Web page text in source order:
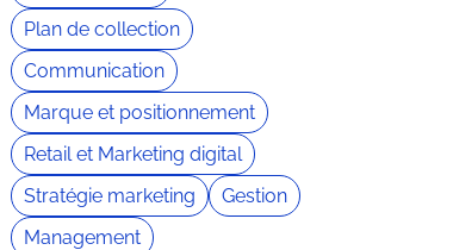
Plan de collection
Communication
Marque et positionnement
Retail et Marketing digital
Stratégie marketing
Gestion
Management